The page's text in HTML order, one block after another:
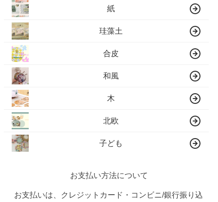
紙
珪藻土
合皮
和風
木
北欧
子ども
お支払い方法について
お支払いは、クレジットカード・コンビニ/銀行振り込